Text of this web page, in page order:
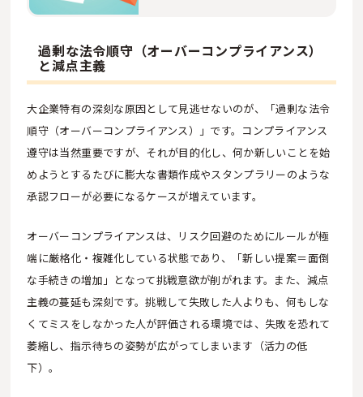
過剰な法令順守（オーバーコンプライアンス）
と減点主義
大企業特有の深刻な原因として見逃せないのが、「過剰な法令
順守（オーバーコンプライアンス）」です。コンプライアンス
遵守は当然重要ですが、それが目的化し、何か新しいことを始
めようとするたびに膨大な書類作成やスタンプラリーのような
承認フローが必要になるケースが増えています。
オーバーコンプライアンスは、リスク回避のためにルールが極
端に厳格化・複雑化している状態であり、「新しい提案＝面倒
な手続きの増加」となって挑戦意欲が削がれます。また、減点
主義の蔓延も深刻です。挑戦して失敗した人よりも、何もしな
くてミスをしなかった人が評価される環境では、失敗を恐れて
萎縮し、指示待ちの姿勢が広がってしまいます（活力の低
下）。